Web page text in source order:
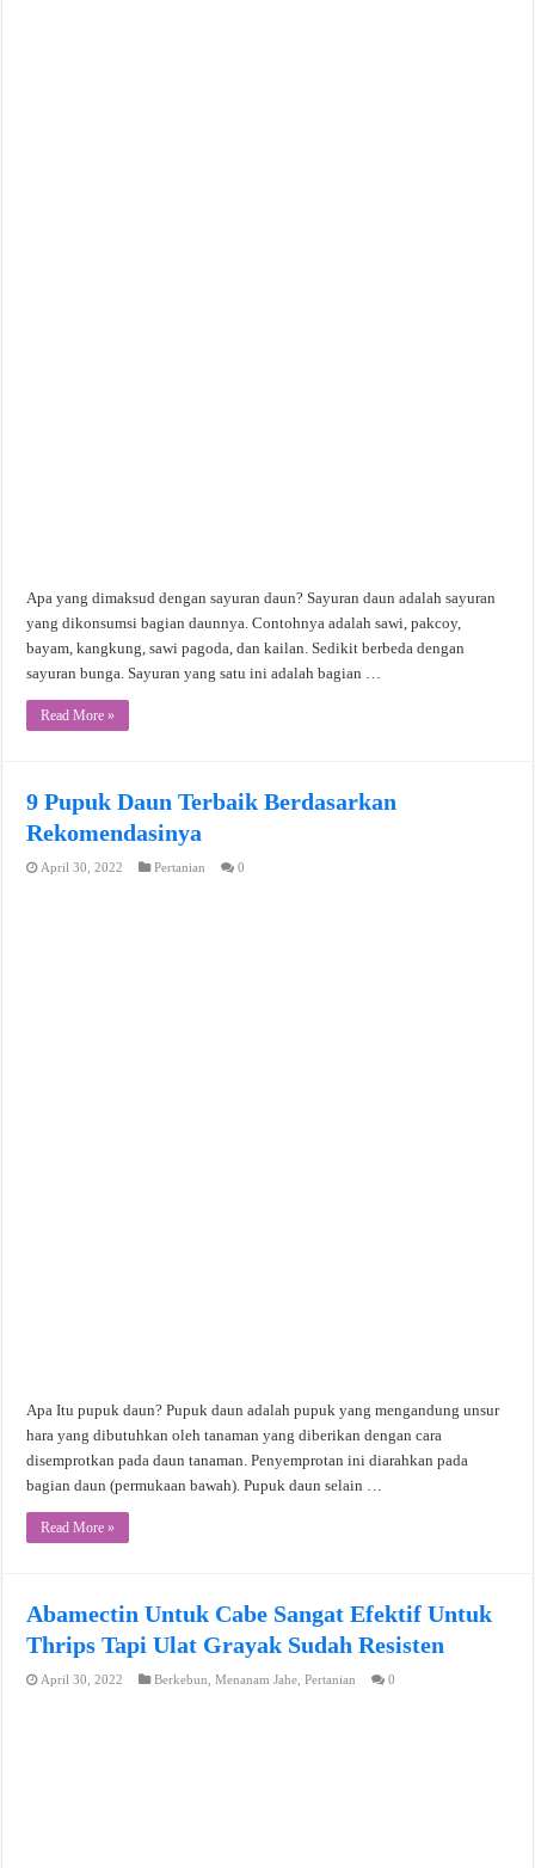
Apa yang dimaksud dengan sayuran daun? Sayuran daun adalah sayuran
yang dikonsumsi bagian daunnya. Contohnya adalah sawi, pakcoy,
bayam, kangkung, sawi pagoda, dan kailan. Sedikit berbeda dengan
sayuran bunga. Sayuran yang satu ini adalah bagian …
Read More »
9 Pupuk Daun Terbaik Berdasarkan
Rekomendasinya
April 30, 2022 Pertanian 0
Apa Itu pupuk daun? Pupuk daun adalah pupuk yang mengandung unsur
hara yang dibutuhkan oleh tanaman yang diberikan dengan cara
disemprotkan pada daun tanaman. Penyemprotan ini diarahkan pada
bagian daun (permukaan bawah). Pupuk daun selain …
Read More »
Abamectin Untuk Cabe Sangat Efektif Untuk
Thrips Tapi Ulat Grayak Sudah Resisten
April 30, 2022 Berkebun ,Menanam Jahe ,Pertanian 0